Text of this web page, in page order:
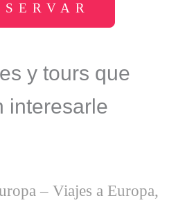
y tours que
interesarle
– Viajes a Europa,